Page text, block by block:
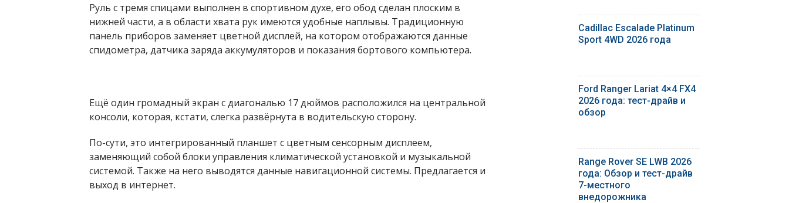
Руль с тремя спицами выполнен в спортивном духе, его обод сделан плоским в
нижней части, а в области хвата рук имеются удобные наплывы. Традиционную
панель приборов заменяет цветной дисплей, на котором отображаются данные
спидометра, датчика заряда аккумуляторов и показания бортового компьютера.
Ещё один громадный экран с диагональю 17 дюймов расположился на центральной
консоли, которая, кстати, слегка развёрнута в водительскую сторону.
По-сути, это интегрированный планшет с цветным сенсорным дисплеем,
заменяющий собой блоки управления климатической установкой и музыкальной
системой. Также на него выводятся данные навигационной системы. Предлагается и
выход в интернет.
Cadillac Escalade Platinum
Sport 4WD 2026 года
Ford Ranger Lariat 4×4 FX4
2026 года: тест-драйв и
обзор
Range Rover SE LWB 2026
года: Обзор и тест-драйв
7-местного
внедорожника